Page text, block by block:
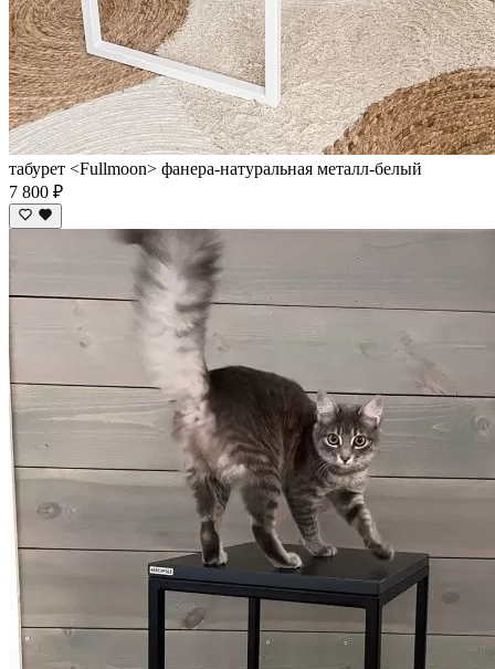
табурет <Fullmoon> фанера-натуральная металл-белый
7 800 ₽